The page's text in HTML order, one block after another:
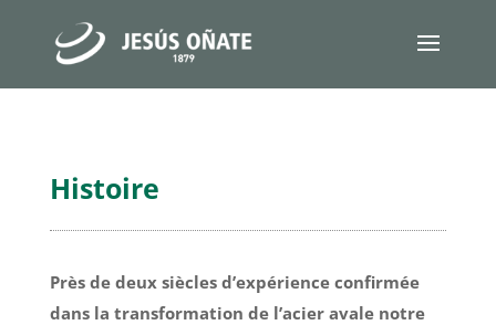
Histoire
Près de deux siècles d’expérience confirmée
dans la transformation de l’acier avale notre